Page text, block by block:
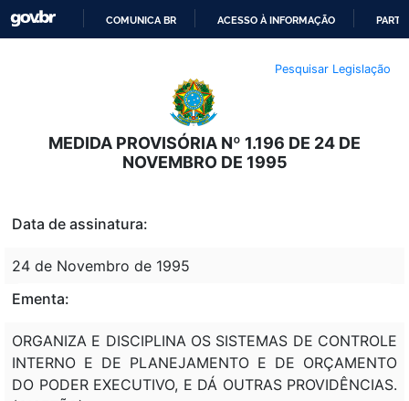
O
CONTEÚDO
COMUNICA BR ACESSO À INFORMAÇÃO
Pesquisar Legislação
MEDIDA PROVISÓRIA Nº 1.196 DE 24 DE
NOVEMBRO DE 1995
Data de assinatura:
24 de Novembro de 1995
Ementa:
ORGANIZA E DISCIPLINA OS SISTEMAS DE CONTROLE
INTERNO E DE PLANEJAMENTO E DE ORÇAMENTO
DO PODER EXECUTIVO, E DÁ OUTRAS PROVIDÊNCIAS.